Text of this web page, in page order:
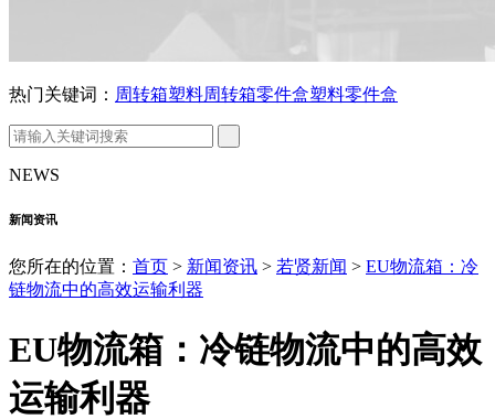
热门关键词： 周转箱塑料周转箱零件盒塑料零件盒
NEWS
新闻资讯
您所在的位置： 首页 > 新闻资讯 > 若贤新闻 > EU物流箱：冷
链物流中的高效运输利器
EU物流箱：冷链物流中的高效
运输利器